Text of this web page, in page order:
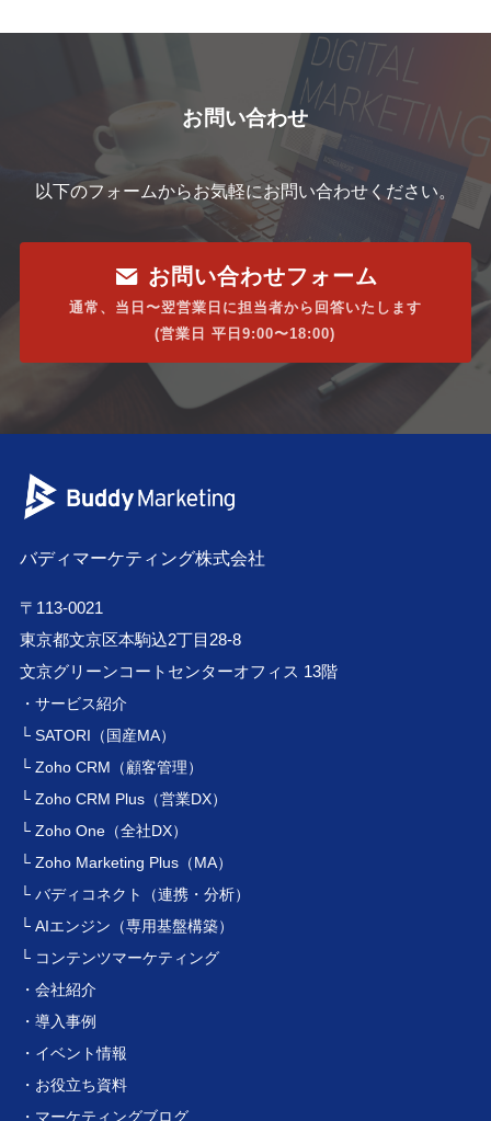
お問い合わせ
以下のフォームからお気軽にお問い合わせください。
お問い合わせフォーム
通常、当日〜翌営業日に担当者から回答いたします
(営業日 平日9:00〜18:00)
バディマーケティング株式会社
〒113-0021
東京都文京区本駒込2丁目28-8
文京グリーンコートセンターオフィス 13階
・サービス紹介
└ SATORI（国産MA）
└ Zoho CRM（顧客管理）
└ Zoho CRM Plus（営業DX）
└ Zoho One（全社DX）
└ Zoho Marketing Plus（MA）
└ バディコネクト（連携・分析）
└ AIエンジン（専用基盤構築）
└ コンテンツマーケティング
・会社紹介
・導入事例
・イベント情報
・お役立ち資料
・マーケティングブログ